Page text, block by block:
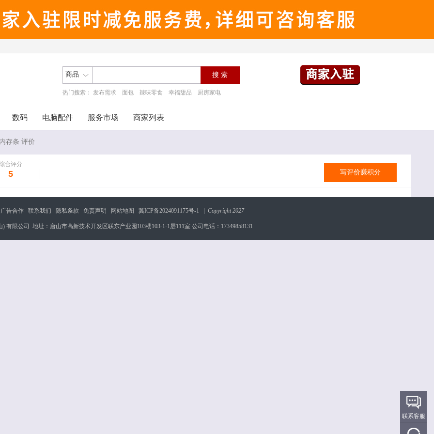
商品
热门搜索： 发布需求 面包 辣味零食 幸福甜品 厨房家电
数码 电脑配件 服务市场 商家列表
存条 评价
合评分
5 写评价赚积分
广告合作 联系我们 隐私条款 免责声明 网站地图 冀ICP备2024091175号-1 | Copyright 2027
) 有限公司 地址：唐山市高新技术开发区联东产业园103楼103-1-1层111室 公司电话：17349858131
联系客服